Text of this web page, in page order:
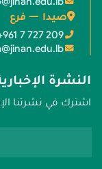
صيدا — فرع
7 727 209
النشرة
اشترك في نشرتنا